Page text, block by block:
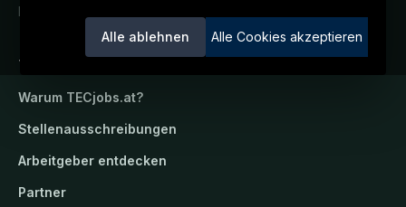
Alle ablehnen Alle Cookies akzeptieren
Ein Service der candidatis GmbH.
TECjobs.at
Warum TECjobs.at?
Stellenausschreibungen
Arbeitgeber entdecken
Partner